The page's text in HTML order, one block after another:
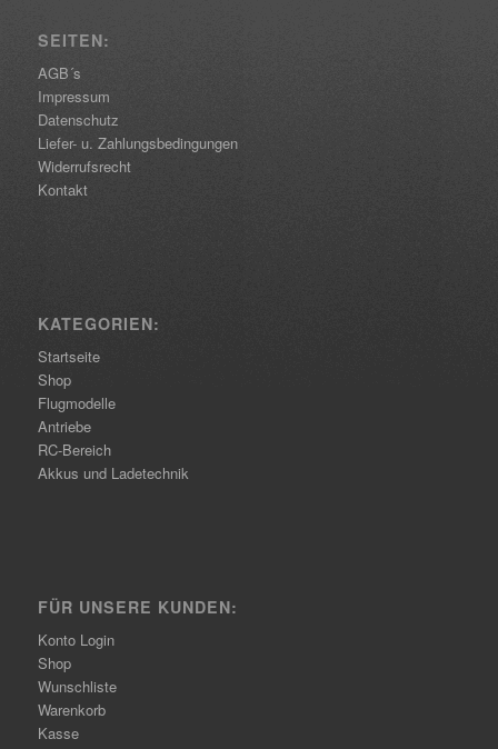
SEITEN:
AGB´s
Impressum
Datenschutz
Liefer- u. Zahlungsbedingungen
Widerrufsrecht
Kontakt
KATEGORIEN:
Startseite
Shop
Flugmodelle
Antriebe
RC-Bereich
Akkus und Ladetechnik
FÜR UNSERE KUNDEN:
Konto Login
Shop
Wunschliste
Warenkorb
Kasse